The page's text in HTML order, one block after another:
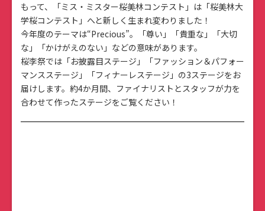
もって、「ミス・ミスター桜美林コンテスト」は「桜美林大
学桜コンテスト」へと新しく生まれ変わりました！
今年度のテーマは“Precious”。「尊い」「貴重な」「大切
な」「かけがえのない」などの意味があります。
桜李祭では「お披露目ステージ」「ファッション＆パフォー
マンスステージ」「フィナーレステージ」の3ステージをお
届けします。約4か月間、ファイナリストとスタッフが力を
合わせて作ったステージをご覧ください！